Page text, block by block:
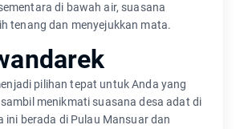
di bawah air, suasana
tenang dan menyejukkan mata.
pilihan tepat untuk Anda yang
menikmati suasana desa adat di
ini berada di Pulau Mansuar dan